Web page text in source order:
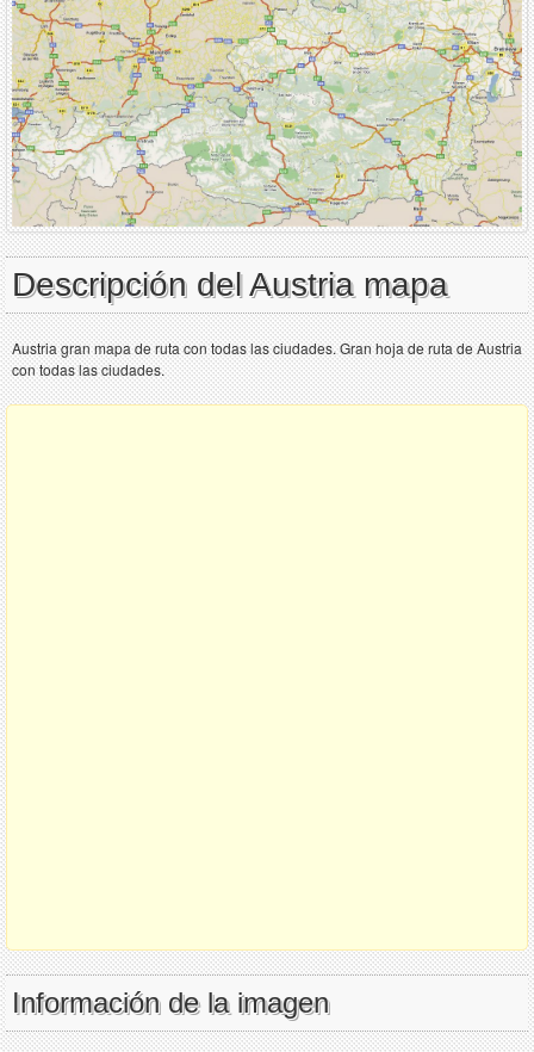
Descripción del Austria mapa
Austria gran mapa de ruta con todas las ciudades. Gran hoja de ruta de Austria
con todas las ciudades.
Información de la imagen